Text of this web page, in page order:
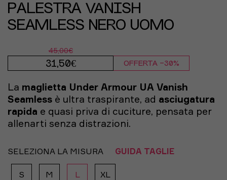
PALESTRA VANISH
SEAMLESS NERO UOMO
45,00€
31,50€ OFFERTA -30%
La maglietta Under Armour UA Vanish
Seamless è ultra traspirante, ad asciugatura
rapida e quasi priva di cuciture, pensata per
allenarti senza distrazioni.
SELEZIONA LA MISURA GUIDA TAGLIE
S M L XL